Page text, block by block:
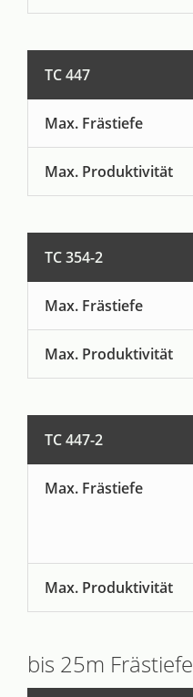
TC 447
Max. Frästiefe
Max. Produktivität
TC 354-2
Max. Frästiefe
Max. Produktivität
TC 447-2
Max. Frästiefe
Max. Produktivität
bis 25m Frästiefe